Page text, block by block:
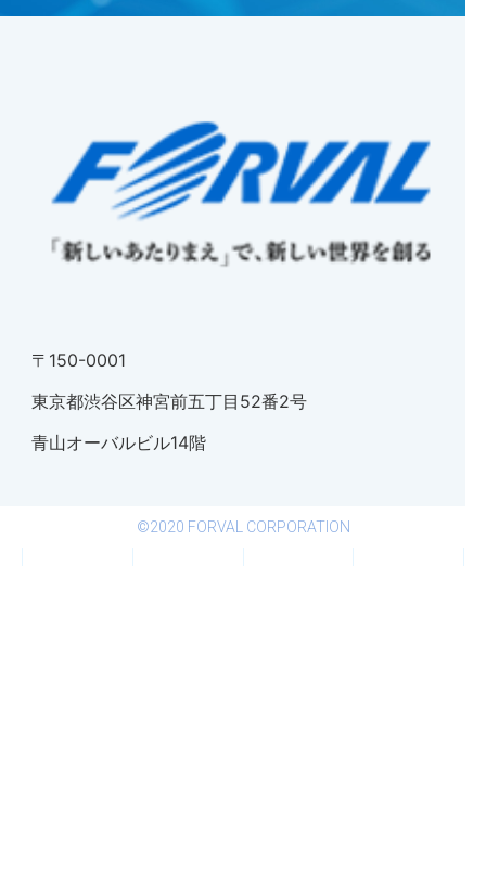
〒150-0001
東京都渋谷区神宮前五丁目52番2号
青山オーバルビル14階
©2020 FORVAL CORPORATION